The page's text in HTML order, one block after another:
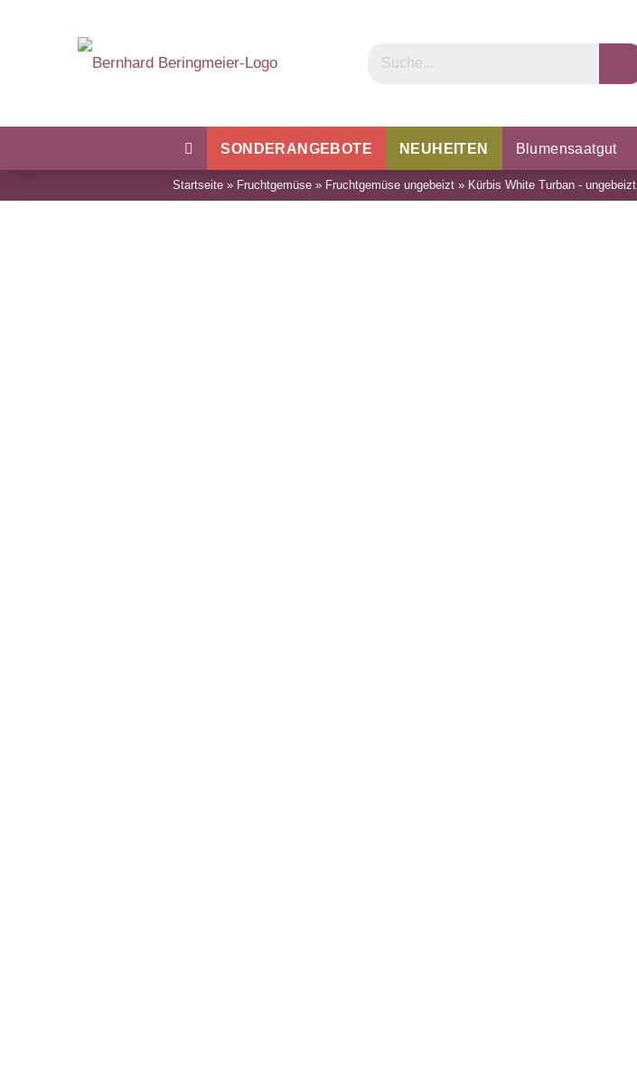
SONDERANGEBOTE NEUHEITEN Blumensaatgut
Kohl Bohnen & Erbsen Wurzel & Knollen Microgreens
Startseite » Fruchtgemüse » Fruchtgemüse ungebeizt » Kürbis White Turban - ungebeizt